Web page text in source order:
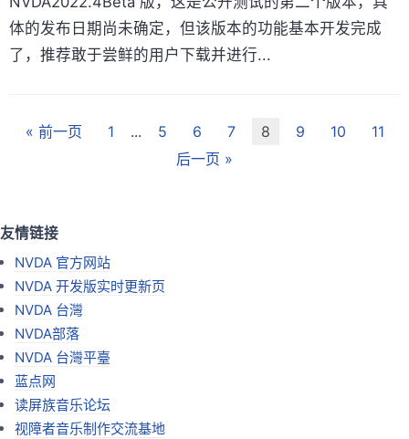
体的发布日期尚未确定，但该版本的功能基本开发完成
了，推荐敢于尝鲜的用户下载并进行...
« 前一页 1 ... 5 6 7 8 9 10
11
后一页 »
友情链接
NVDA 官方网站
NVDA 开发版实时更新页
NVDA 台灣
NVDA部落
NVDA 台灣平臺
蓝点网
读屏族音乐论坛
视障者音乐制作交流基地